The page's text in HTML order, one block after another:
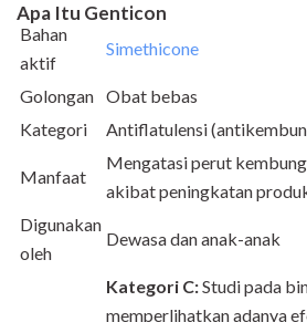
Apa Itu Genticon
Bahan
aktif
Simethicone
Golongan Obat bebas
Kategori
Antiflatulensi
Manfaat
Mengatasi perut
akibat peningkatan
Digunakan
oleh
Dewasa dan anak-anak
Kategori C:Studi pada
memperlihatkan adanya